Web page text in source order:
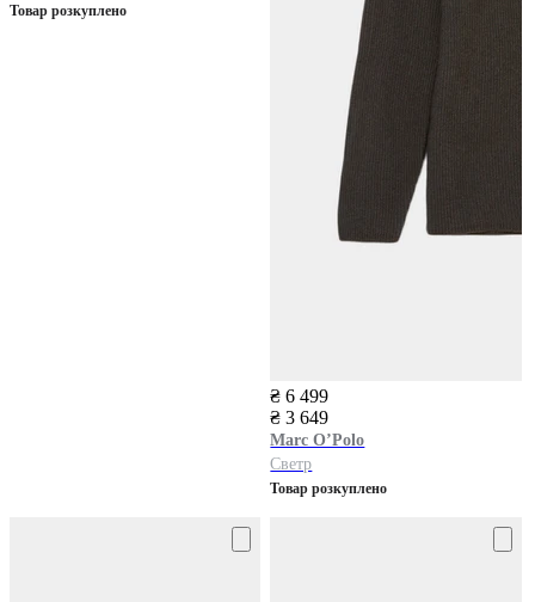
Товар розкуплено
₴ 6 499
₴ 3 649
Marc O’Polo
Светр
Товар розкуплено